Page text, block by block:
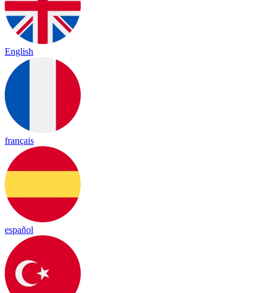
English
français
español